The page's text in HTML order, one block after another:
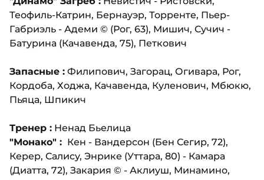
Теофиль-Катрин, Бернауэр, Торренте, Пьер-
Габриэль - Адеми ©️ (Рог, 63), Мишич, Сучич -
Батурина (Качавенда, 75), Петкович
Запасные : Филипович, Загорац, Огивара, Рог,
Кордоба, Ходжа, Качавенда, Куленович, Мбюкю,
Пьяца, Шпикич
Тренер : Ненад Бьелица
"Монако" : Кен - Вандерсон (Бен Сегир, 72),
Керер, Салису, Энрике (Уттара, 80) - Камара
(Диатта, 72), Закария ©️ - Аклиуш, Минамино,